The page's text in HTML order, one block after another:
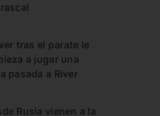
tras el parate le
a jugar una
pasada a River
Rusia vienen a la